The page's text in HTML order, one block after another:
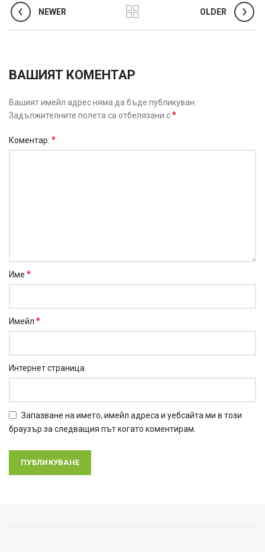
NEWER OLDER
ВАШИЯТ КОМЕНТАР
Вашият имейл адрес няма да бъде публикуван.
Задължителните полета са отбелязани с*
Коментар: *
Име *
Имейл *
Интернет страница
Запазване на името, имейл адреса и уебсайта ми в този
браузър за следващия път когато коментирам.